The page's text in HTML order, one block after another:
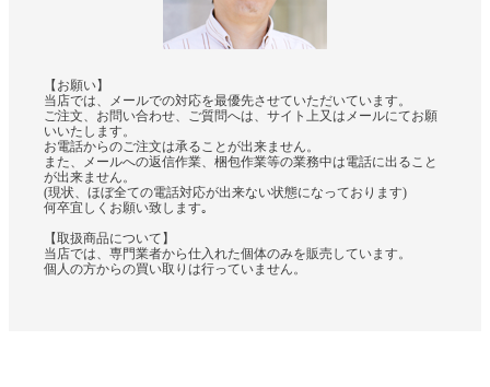
【お願い】
当店では、メールでの対応を最優先させていただいています。
ご注文、お問い合わせ、ご質問へは、サイト上又はメールにてお願
いいたします。
お電話からのご注文は承ることが出来ません。
また、メールへの返信作業、梱包作業等の業務中は電話に出ること
が出来ません。
(現状、ほぼ全ての電話対応が出来ない状態になっております)
何卒宜しくお願い致します｡
【取扱商品について】
当店では、専門業者から仕入れた個体のみを販売しています。
個人の方からの買い取りは行っていません。